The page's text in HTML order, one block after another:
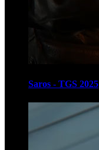
Saros - TGS 2025